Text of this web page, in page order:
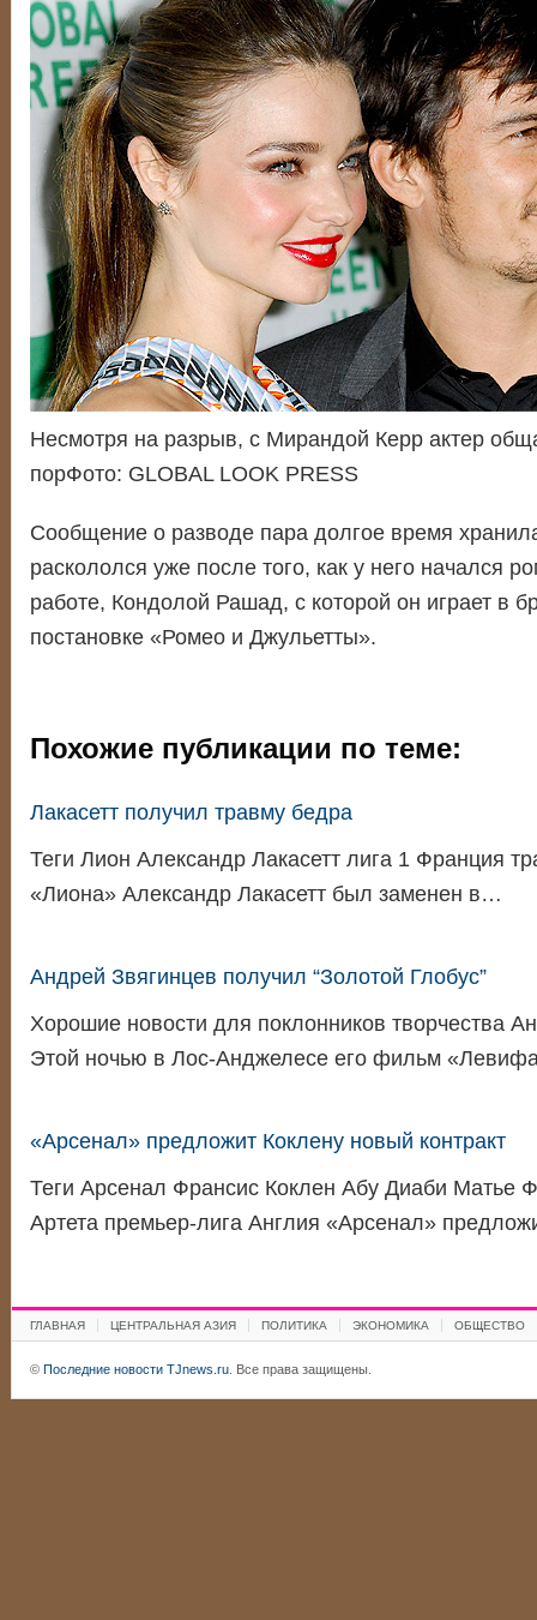
Несмотря на разрыв, с Мирандой Керр актер
порФото: GLOBAL LOOK PRESS
Сообщение о разводе пара долгое время
раскололся уже после того, как у него начался
работе, Кондолой Рашад, с которой он играет в
постановке «Ромео и Джульетты».
Похожие публикации по теме:
Лакасетт получил травму бедра
Теги Лион Александр Лакасетт лига 1 Франция
«Лиона» Александр Лакасетт был заменен в…
Андрей Звягинцев получил “Золотой Глобус”
Хорошие новости для поклонников творчества
Этой ночью в Лос-Анджелесе его фильм
«Арсенал» предложит Коклену новый контракт
Теги Арсенал Франсис Коклен Абу Диаби Матье
Артета премьер-лига Англия «Арсенал»
ГЛАВНАЯ ЦЕНТРАЛЬНАЯ АЗИЯ ПОЛИТИКА ЭКОНОМИКА ОБЩЕСТВО
© Последние новости TJnews.ru. Все права защищены.